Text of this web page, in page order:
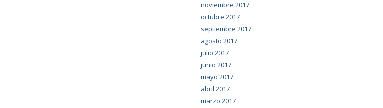
noviembre 2017
octubre 2017
septiembre 2017
agosto 2017
julio 2017
junio 2017
mayo 2017
abril 2017
marzo 2017